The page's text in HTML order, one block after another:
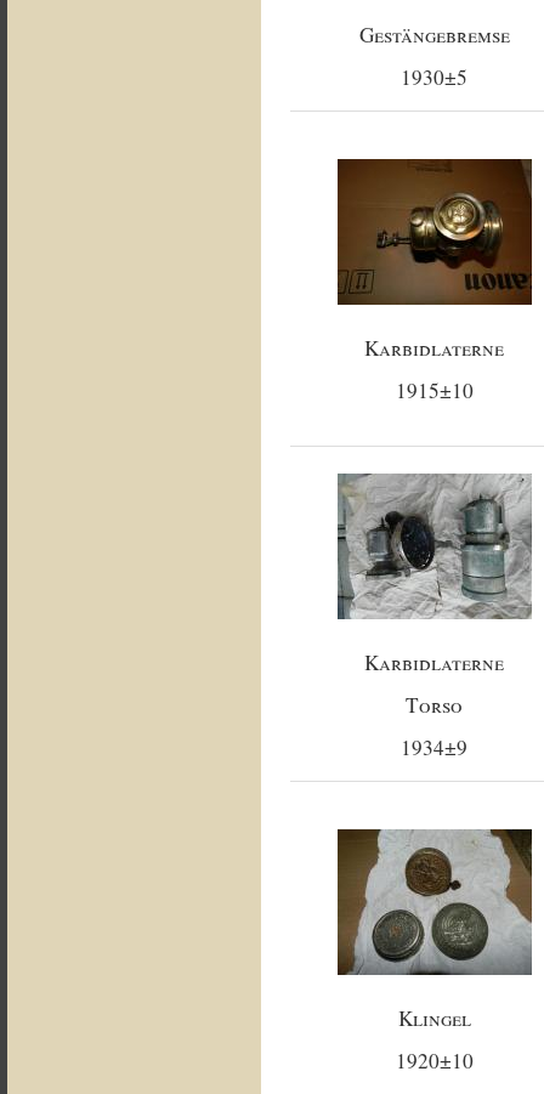
Gestängebremse
1930±5
Karbidlaterne
1915±10
Karbidlaterne
Torso
1934±9
Klingel
1920±10